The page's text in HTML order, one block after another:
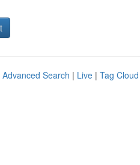
Advanced Search | Live | Tag Cloud